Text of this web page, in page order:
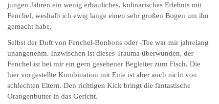
jungen Jahren ein wenig erbauliches, kulinarisches Erlebnis mit
Fenchel, weshalb ich ewig lange einen sehr großen Bogen um ihn
gemacht habe.
Selbst der Duft von Fenchel-Bonbons oder -Tee war mir jahrelang
unangenehm. Inzwischen ist dieses Trauma überwunden, der
Fenchel ist bei mir ein gern gesehener Begleiter zum Fisch. Die
hier vorgestellte Kombination mit Ente ist aber auch nicht von
schlechten Eltern. Den richtigen Kick bringt die fantastische
Orangenbutter in das Gericht.